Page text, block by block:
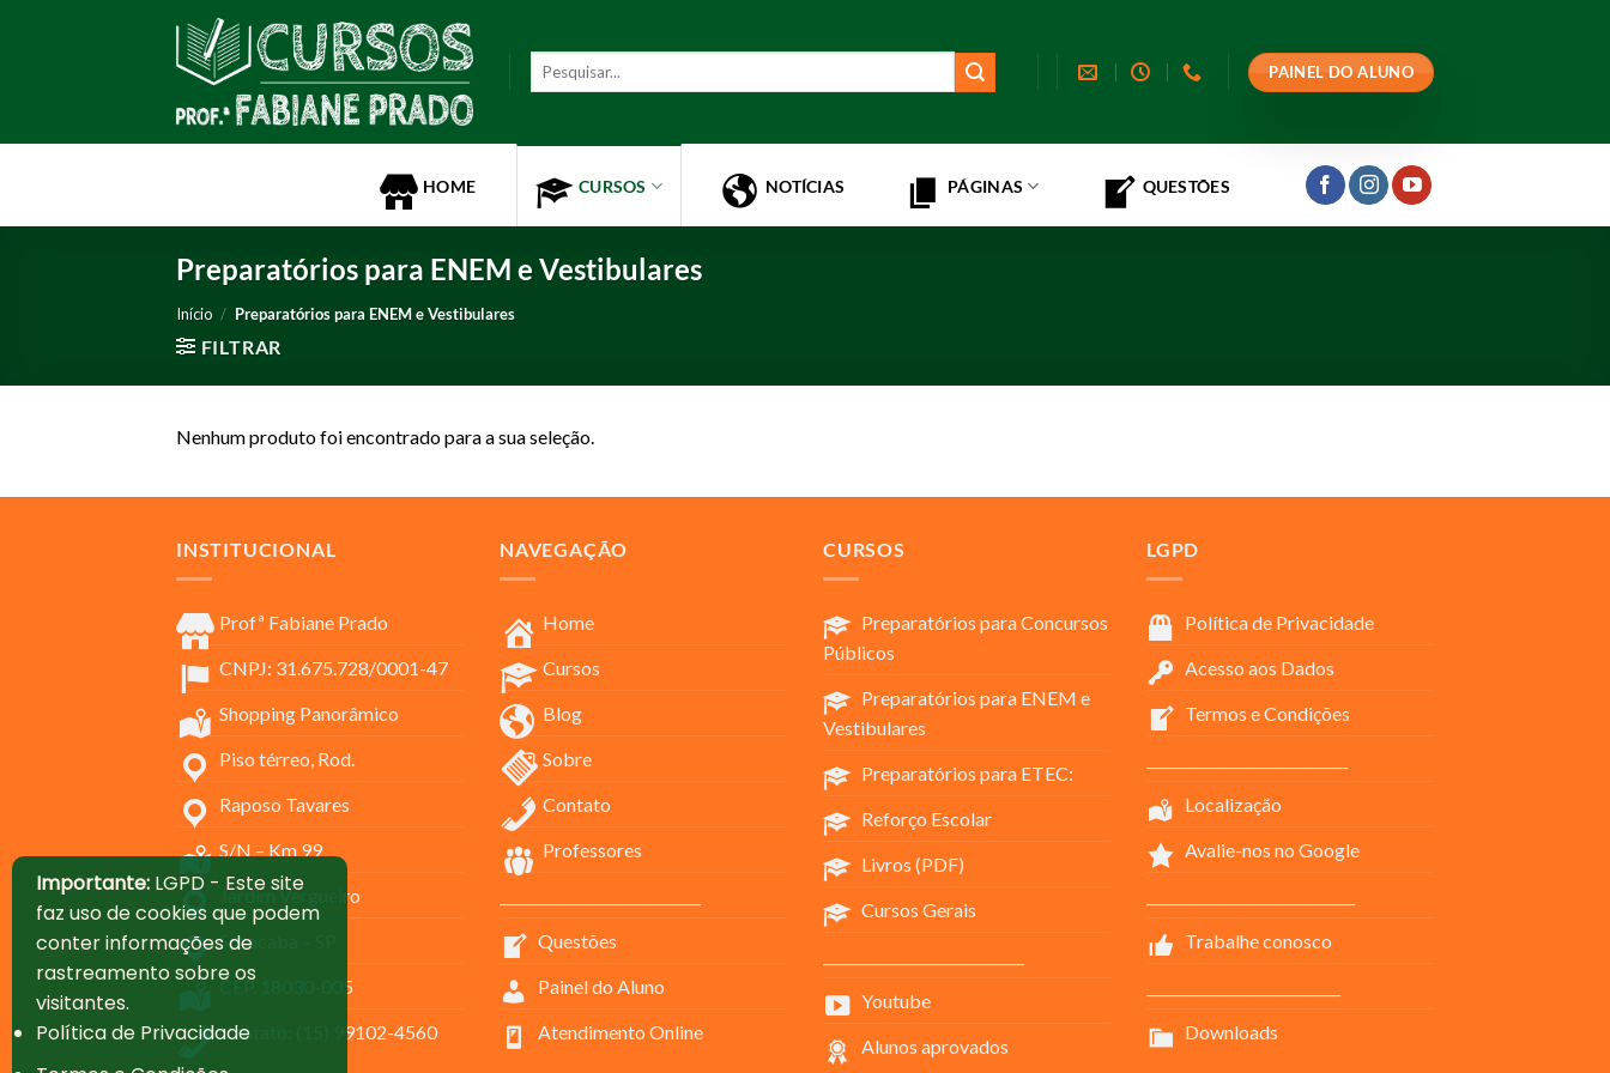
Pesquisar
PAINEL DO ALUNO
HOME CURSOS NOTÍCIAS PÁGINAS QUESTÕES
Preparatórios para ENEM e Vestibulares
Início / Preparatórios para ENEM e Vestibulares
FILTRAR
Nenhum produto foi encontrado para a sua seleção.
INSTITUCIONAL
Profª Fabiane Prado
CNPJ: 31.675.728/0001-47
Shopping Panorâmico
Piso térreo, Rod.
Raposo Tavares
S/N – Km 99
Jardim Vergueiro
Sorocaba – SP
CEP. 18030-005
Contato: (15) 99102-4560
NAVEGAÇÃO
Home
Cursos
Blog
Sobre
Contato
Professores
Questões
Painel do Aluno
Atendimento Online
CURSOS
Preparatórios para Concursos
Públicos
Preparatórios para ENEM e
Vestibulares
Preparatórios para ETEC:
Reforço Escolar
Livros (PDF)
Cursos Gerais
Youtube
Alunos aprovados
LGPD
Política de Privacidade
Acesso aos Dados
Termos e Condições
Localização
Avalie-nos no Google
Trabalhe conosco
Downloads
Importante: LGPD - Este site
faz uso de cookies que podem
conter informações de
rastreamento sobre os
visitantes.
Política de Privacidade